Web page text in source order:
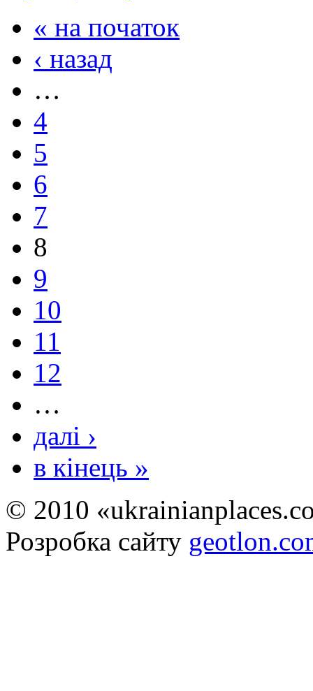
« на початок
‹ назад
…
4
5
6
7
8
9
10
11
12
…
далі ›
в кінець »
© 2010
Розробка сайту